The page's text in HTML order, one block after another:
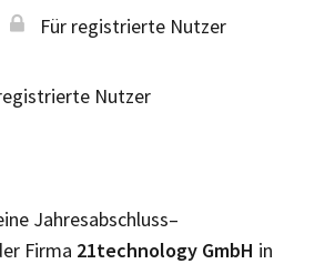
Für registrierte Nutzer
Nutzer
Jahresabschluss–
Firma 21technology GmbH in